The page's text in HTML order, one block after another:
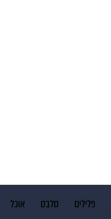
פלילים סלבס אוכל